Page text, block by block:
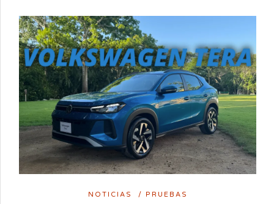
NOTICIAS / PRUEBAS